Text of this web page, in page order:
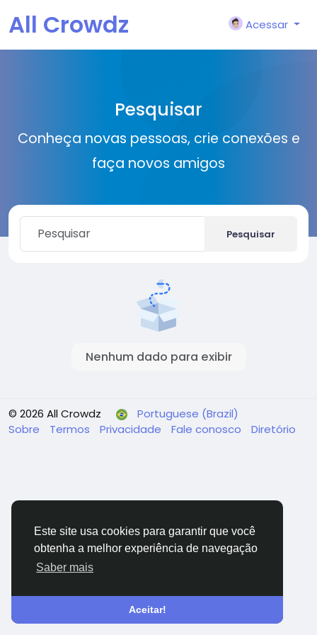
Este site usa cookies para garantir que você
obtenha a melhor experiência de navegação
Saber mais
Aceitar!
All Crowdz Acessar
Pesquisar
Conheça novas pessoas, crie conexões e
faça novos amigos
Pesquisar
Nenhum dado para exibir
© 2026 All Crowdz
Portuguese (Brazil)
Sobre
Termos Privacidade Fale conosco Diretório